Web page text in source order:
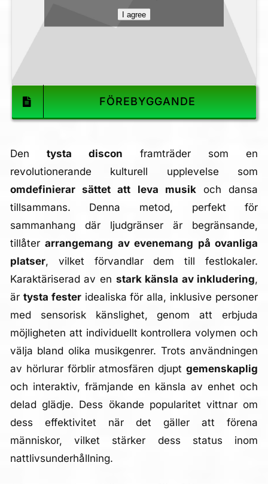
Den tysta discon framträder som en
revolutionerande kulturell upplevelse som
omdefinierar sättet att leva musikoch dansa
tillsammans. Denna metod, perfekt för
sammanhang där ljudgränser är begränsande,
tillåterarrangemang av evenemang på ovanliga
platser, vilket förvandlar dem till festlokaler.
Karaktäriserad av en stark känsla av inkludering,
är tysta festeridealiska för alla, inklusive personer
med sensorisk känslighet, genom att erbjuda
möjligheten att individuellt kontrollera volymen och
välja bland olika musikgenrer. Trots användningen
av hörlurar förblir atmosfären djuptgemenskaplig
och interaktiv, främjande en känsla av enhet och
delad glädje. Dess ökande popularitet vittnar om
dess effektivitet när det gäller att förena
människor, vilket stärker dess status inom
nattlivsunderhållning.
I agree
FÖREBYGGANDE